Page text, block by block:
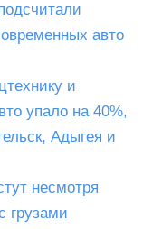
авто
и
упало на 40%,
Адыгея и
несмотря
грузами